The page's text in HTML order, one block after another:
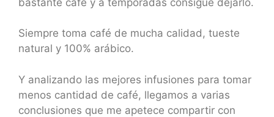
Siempre toma café de mucha calidad, tueste
natural y 100% arábico.
Y analizando las mejores infusiones para tomar
menos cantidad de café, llegamos a varias
conclusiones que me apetece compartir con